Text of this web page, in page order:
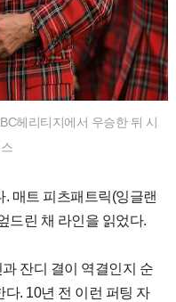
헤리티지에서 우승한 뒤 시
. 매트 피츠패트릭(잉글랜
드린 채 라인을 읽었다.
잔디 결이 역결인지 순
. 10년 전 이런 퍼팅 자